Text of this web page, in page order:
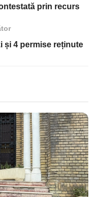
prin recurs
și 4 permise reținute